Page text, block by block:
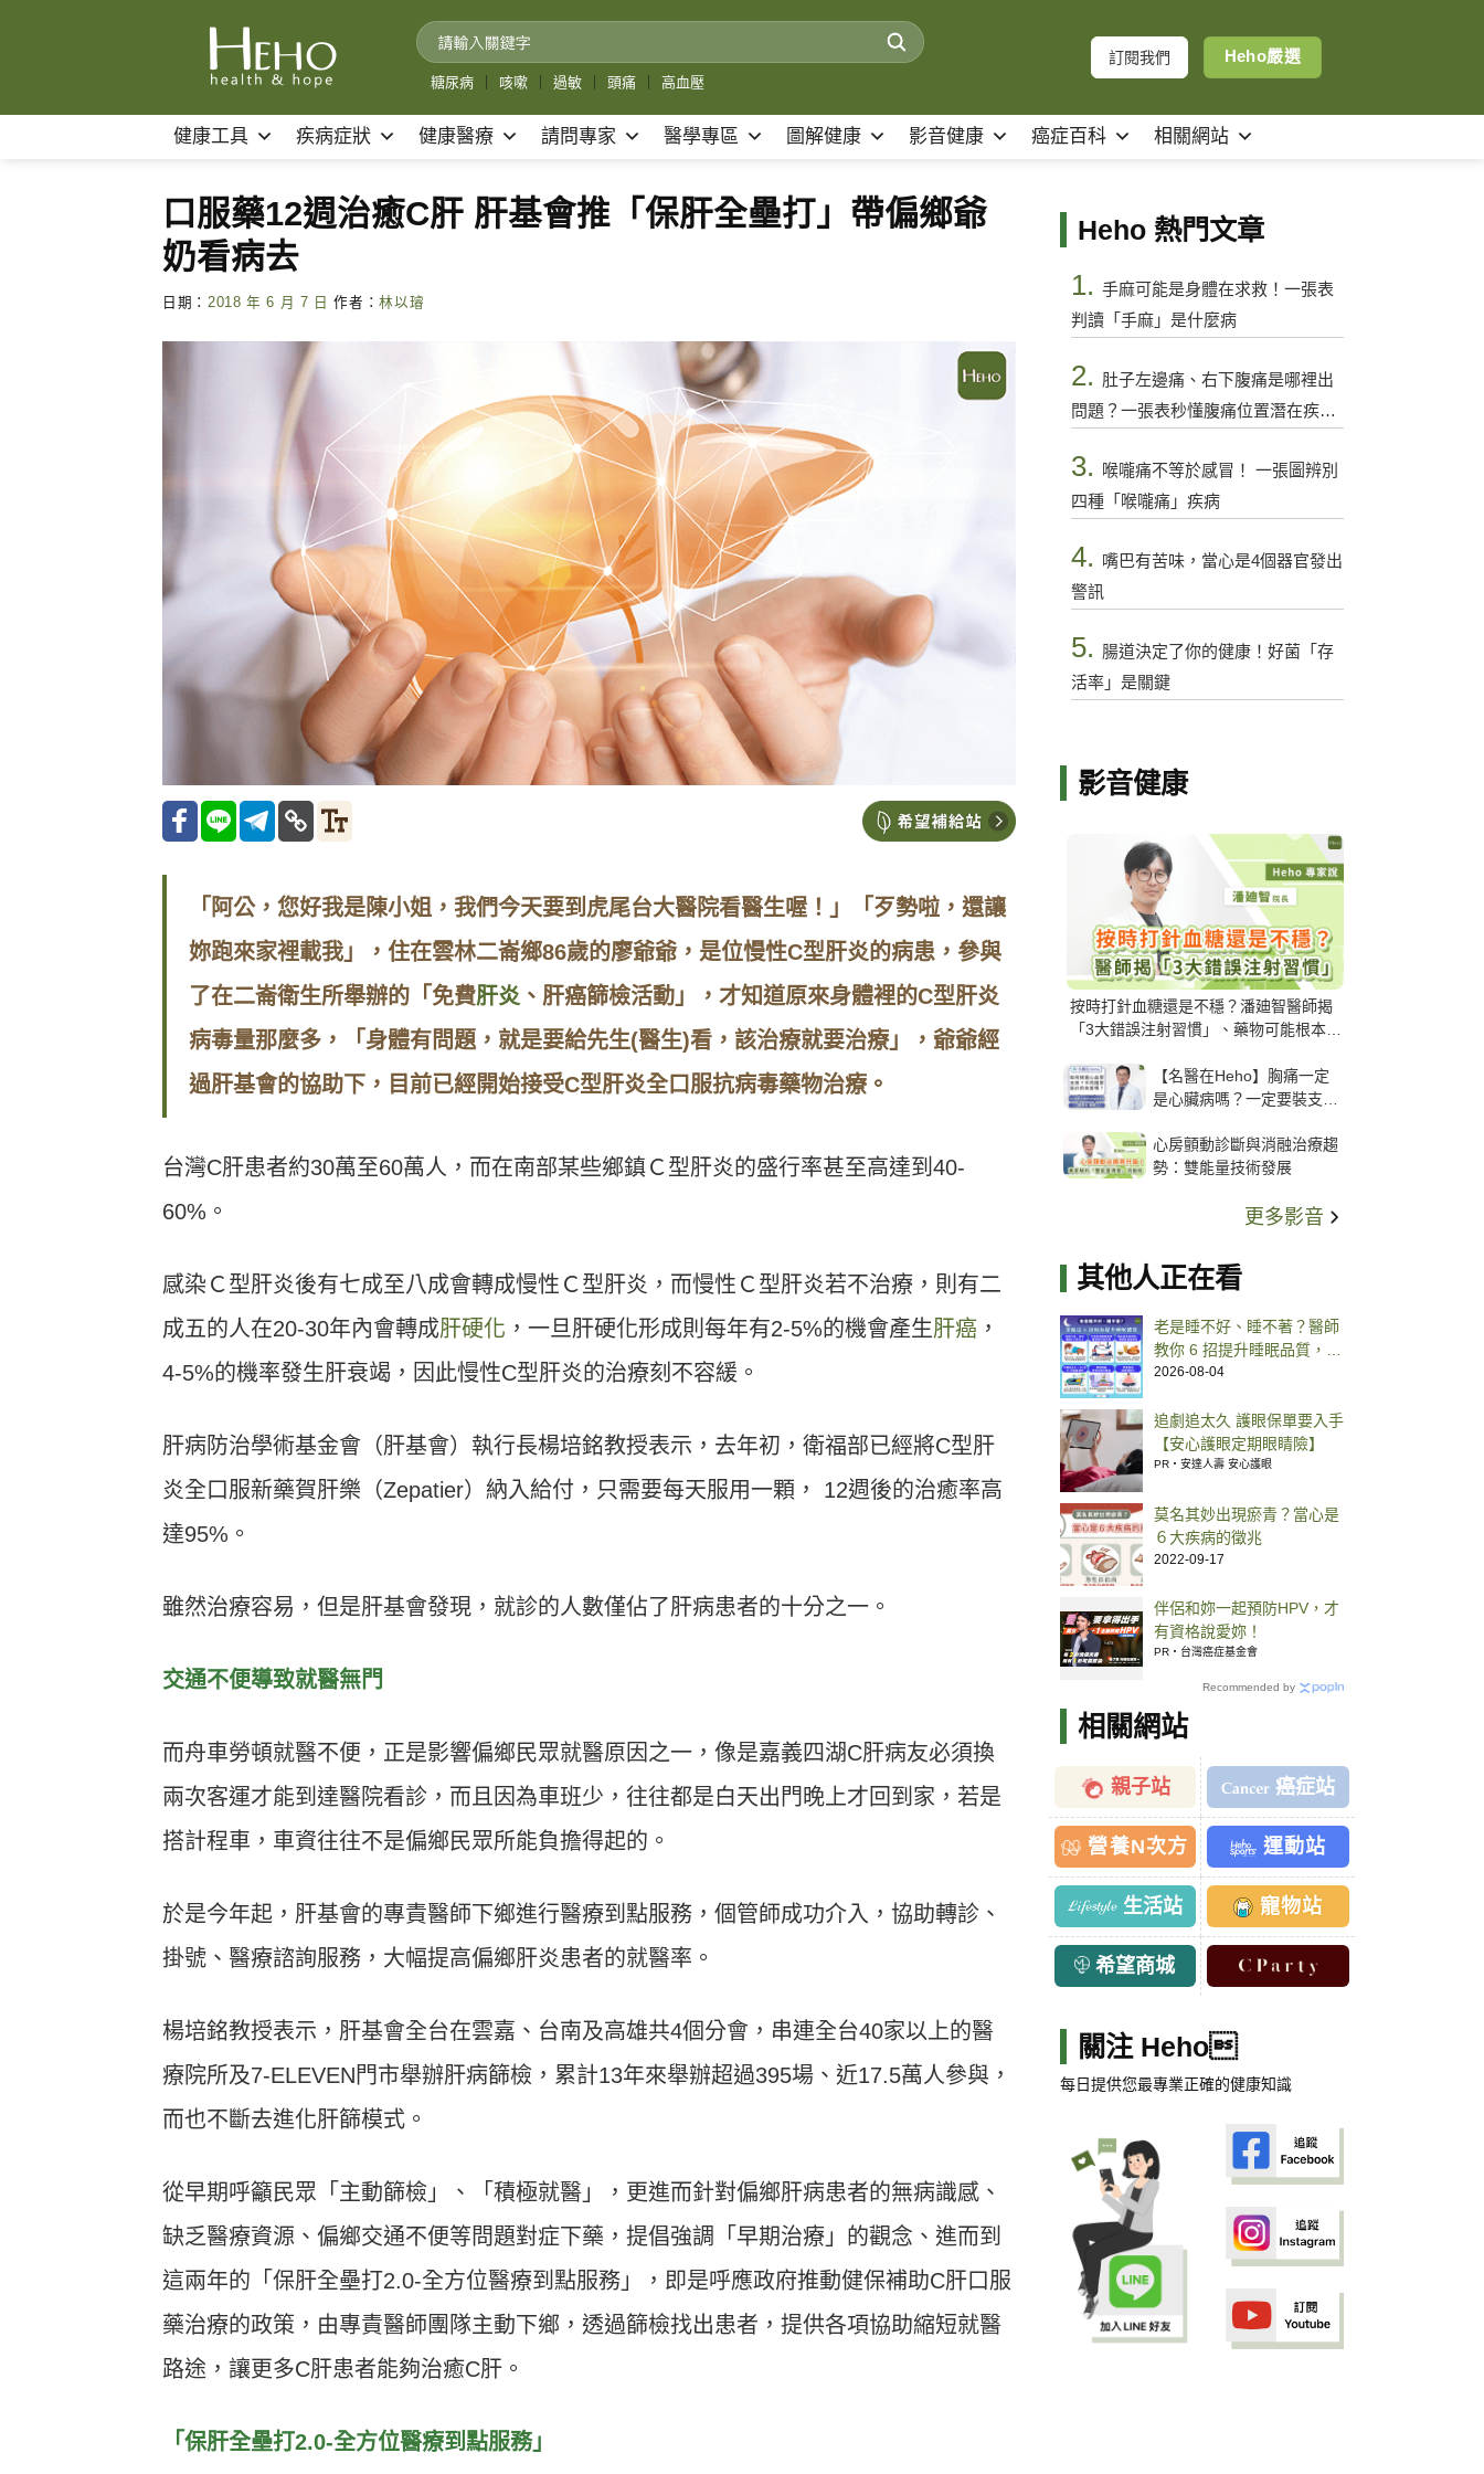
糖尿病 咳嗽 過敏 頭痛 高血壓
訂閱我們 Heho嚴選
健康工具 疾病症狀 健康醫療 請問專家 醫學專區 圖解健康 影音健康 癌症百科 相關網站
口服藥12週治癒C肝 肝基會推「保肝全壘打」帶偏鄉爺
奶看病去
日期： 2018 年 6 月 7 日 作者：林以璿
「阿公，您好我是陳小姐，我們今天要到虎尾台大醫院看醫生喔！」「歹勢啦，還讓
妳跑來家裡載我」，住在雲林二崙鄉86歲的廖爺爺，是位慢性C型肝炎的病患，參與
了在二崙衛生所舉辦的「免費肝炎 、肝癌篩檢活動」，才知道原來身體裡的C型肝炎
病毒量那麼多，「身體有問題，就是要給先生(醫生)看，該治療就要治療」，爺爺經
過肝基會的協助下，目前已經開始接受C型肝炎全口服抗病毒藥物治療。
台灣C肝患者約30萬至60萬人，而在南部某些鄉鎮Ｃ型肝炎的盛行率甚至高達到40-
60%。
感染Ｃ型肝炎後有七成至八成會轉成慢性Ｃ型肝炎，而慢性Ｃ型肝炎若不治療，則有二
成五的人在20-30年內會轉成肝硬化 ，一旦肝硬化形成則每年有2-5%的機會產生肝癌 ，
4-5%的機率發生肝衰竭，因此慢性C型肝炎的治療刻不容緩。
肝病防治學術基金會（肝基會）執行長楊培銘教授表示，去年初，衛福部已經將C型肝
炎全口服新藥賀肝樂（Zepatier）納入給付，只需要每天服用一顆， 12週後的治癒率高
達95%。
雖然治療容易，但是肝基會發現，就診的人數僅佔了肝病患者的十分之一。
交通不便導致就醫無門
而舟車勞頓就醫不便，正是影響偏鄉民眾就醫原因之一，像是嘉義四湖C肝病友必須換
兩次客運才能到達醫院看診，而且因為車班少，往往都是白天出門晚上才回到家，若是
搭計程車，車資往往不是偏鄉民眾所能負擔得起的。
於是今年起，肝基會的專責醫師下鄉進行醫療到點服務，個管師成功介入，協助轉診、
掛號、醫療諮詢服務，大幅提高偏鄉肝炎患者的就醫率。
楊培銘教授表示，肝基會全台在雲嘉、台南及高雄共4個分會，串連全台40家以上的醫
療院所及7-ELEVEN門市舉辦肝病篩檢，累計13年來舉辦超過395場、近17.5萬人參與，
而也不斷去進化肝篩模式。
從早期呼籲民眾「主動篩檢」、「積極就醫」，更進而針對偏鄉肝病患者的無病識感、
缺乏醫療資源、偏鄉交通不便等問題對症下藥，提倡強調「早期治療」的觀念、進而到
這兩年的「保肝全壘打2.0-全方位醫療到點服務」，即是呼應政府推動健保補助C肝口服
藥治療的政策，由專責醫師團隊主動下鄉，透過篩檢找出患者，提供各項協助縮短就醫
路途，讓更多C肝患者能夠治癒C肝。
「保肝全壘打2.0-全方位醫療到點服務」
Heho 熱門文章
1. 手麻可能是身體在求救！一張表
判讀「手麻」是什麼病
2. 肚子左邊痛、右下腹痛是哪裡出
問題？一張表秒懂腹痛位置潛在疾病
3.
喉嚨痛不等於感冒！ 一張圖辨別
四種「喉嚨痛」疾病
4. 嘴巴有苦味，當心是4個器官發出
警訊
5. 腸道決定了你的健康！好菌「存
活率」是關鍵
影音健康
按時打針血糖還是不穩？潘廸智醫師揭
「3大錯誤注射習慣」、藥物可能根本沒
【名醫在Heho】胸痛一定
是心臟病嗎？一定要裝支
解析支架種類、風險與選擇
關鍵
心房顫動診斷與消融治療趨
勢：雙能量技術發展
更多影音
其他人正在看
老是睡不好、睡不著？醫師
教你 6 招提升睡眠品質，建
立睡前儀式更容易入眠
2026-08-04
追劇追太久 護眼保單要入手
【安心護眼定期眼睛險】
PR・安達人壽 安心護眼
莫名其妙出現瘀青？當心是
６大疾病的徵兆
2022-09-17
伴侶和妳一起預防HPV，才
有資格說愛妳！
PR・台灣癌症基金會
Recommended by
相關網站
親子站 癌症站
營養N次方 運動站
生活站 寵物站
希望商城
關注 Heho
每日提供您最專業正確的健康知識